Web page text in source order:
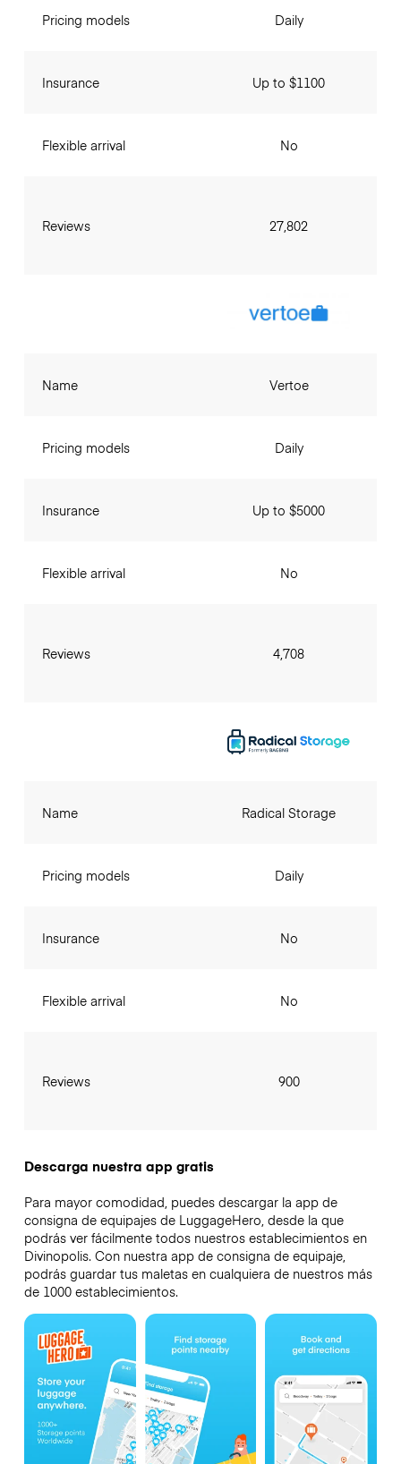
Pricing models
Insurance
Flexible arrival
Reviews
Daily
Up to $1100
No
27,802
Name
Pricing models
Insurance
Flexible arrival
Reviews
Vertoe
Daily
Up to $5000
No
4,708
Name
Pricing models
Insurance
Flexible arrival
Reviews
Radical Storage
Daily
No
No
900
Descarga nuestra app gratis
Para mayor comodidad, puedes descargar la app de
consigna de equipajes de LuggageHero, desde la que
podrás ver fácilmente todos nuestros establecimientos en
Divinopolis. Con nuestra app de consigna de equipaje,
podrás guardar tus maletas en cualquiera de nuestros más
de 1000 establecimientos.